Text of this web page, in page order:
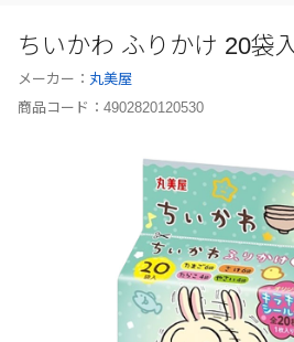
ちいかわ ふりかけ 20袋
メーカー： 丸美屋
商品コード： 4902820120530